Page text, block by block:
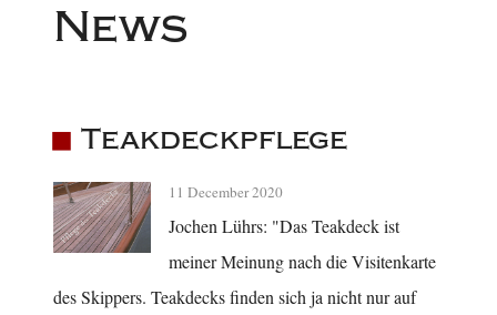
News
Teakdeckpflege
11 December 2020
Jochen Lührs: "Das Teakdeck ist
meiner Meinung nach die Visitenkarte
des Skippers. Teakdecks finden sich ja nicht nur auf